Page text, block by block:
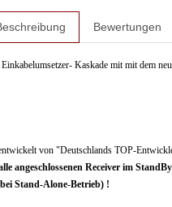
Bewertungen
Kaskade mit mit dem
von "Deutschlands TOP-
angeschlossenen Receiver im
Stand-Alone-Betrieb) !